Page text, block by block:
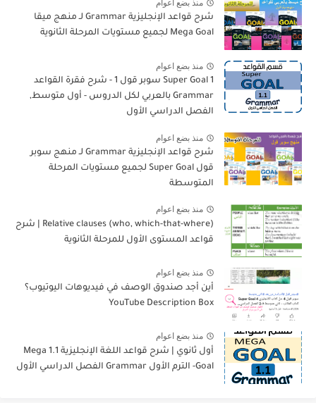
منذ بضع اعوام
شرح قواعد الإنجليزية Grammar لـ منهج ميقا
Mega Goal لجميع مستويات المرحلة الثانوية
منذ بضع اعوام
Super Goal 1 سوبر قول 1 - شرح فقرة القواعد
Grammar بالعربي لكل الدروس - أول متوسط,
الفصل الدراسي الأول
منذ بضع اعوام
شرح قواعد الإنجليزية Grammar لـ منهج سوبر
قول Super Goal لجميع مستويات المرحلة
المتوسطة
منذ بضع اعوام
Relative clauses (who, which-that-where) | شرح
قواعد المستوى الأول للمرحلة الثانوية
منذ بضع اعوام
أين أجد صندوق الوصف في فيديوهات اليوتيوب؟
YouTube Description Box
منذ بضع اعوام
أول ثانوي | شرح قواعد اللغة الإنجليزية 1.1 Mega
Goal- الترم الأول Grammar الفصل الدراسي الأول